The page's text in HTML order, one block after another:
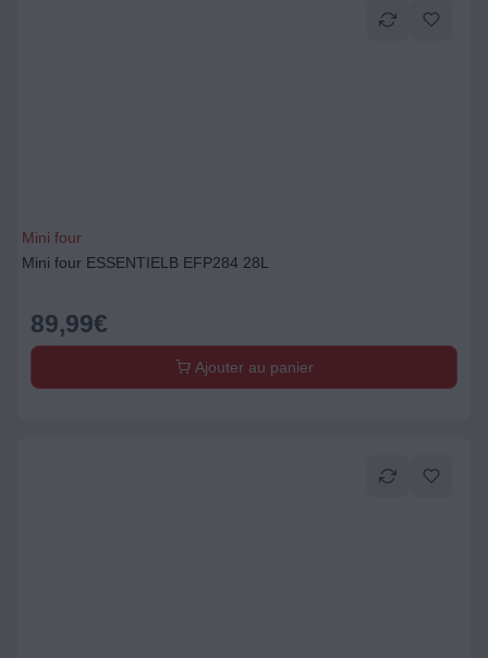
Mini four
Mini four ESSENTIELB EFP284 28L
89,99€
Ajouter au panier